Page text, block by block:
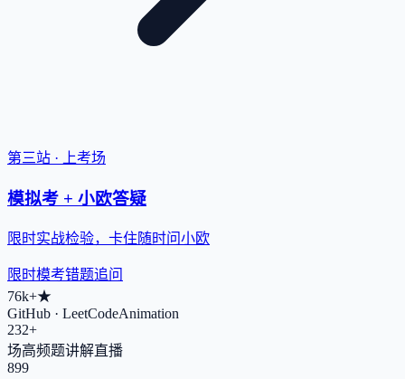
第三站 · 上考场
模拟考 + 小欧答疑
限时实战检验，卡住随时问小欧
限时模考错题追问
76k+★
GitHub · LeetCodeAnimation
232+
场高频题讲解直播
899